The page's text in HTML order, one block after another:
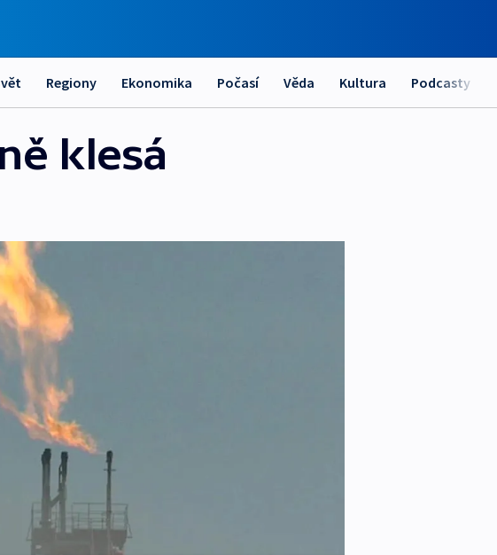
Regiony Ekonomika Počasí Věda Kultura Podcasty
klesá